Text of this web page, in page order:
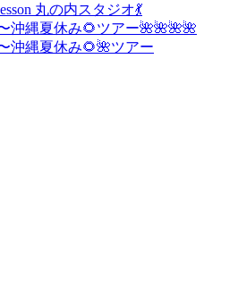
丸の内スタジオ💃
沖縄夏休み🌻ツアー🌺🌺🌺🌺
沖縄夏休み🌻🌺ツアー